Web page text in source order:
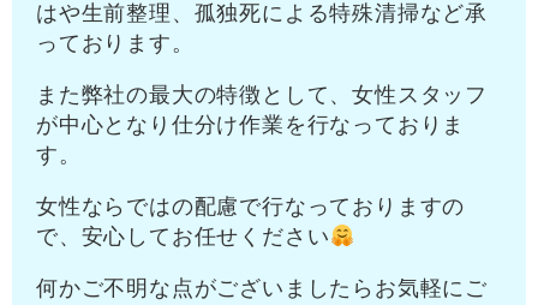
はや生前整理、孤独死による特殊清掃など承
っております。
また弊社の最大の特徴として、女性スタッフ
が中心となり仕分け作業を行なっておりま
す。
女性ならではの配慮で行なっておりますの
で、安心してお任せください
何かご不明な点がございましたらお気軽にご